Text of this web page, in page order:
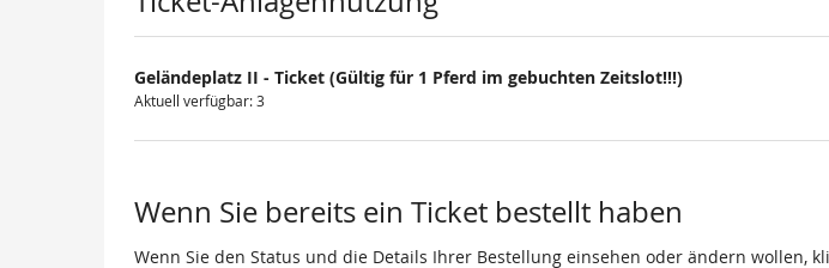
Geländeplatz II - Ticket (Gültig für 1 Pferd im gebuchten Zeitslot!!!)
Aktuell verfügbar: 3
Wenn Sie bereits ein Ticket bestellt haben
Wenn Sie den Status und die Details Ihrer Bestellung einsehen oder ändern wollen,